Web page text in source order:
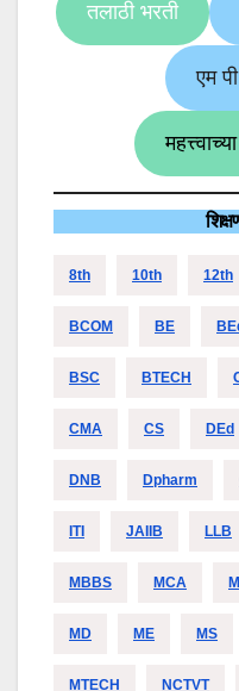
तलाठी भरती
एम
8th 10th 12th
BCOM BE
BSC BTECH
CMA CS DEd
DNB Dpharm
ITI JAIIB LLB
MBBS MCA
MD ME MS
MTECH NCTVT